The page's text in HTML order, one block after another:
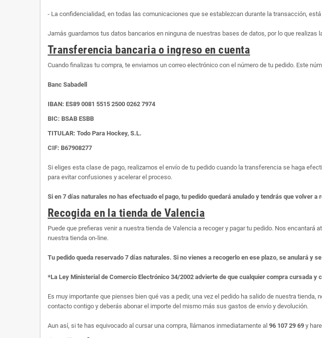
- La confidencialidad, en todas las comunicaciones que se establezcan durante la transacción, está
Jamás guardamos tus datos bancarios en ninguna de nuestras bases de datos, por lo que realizas
Transferencia bancaria o ingreso en cuenta
Cuando finalizas tu compra, te enviamos un correo electrónico con el número de tu pedido. Este
Banc Sabadell
IBAN: ES89 0081 5515 2500 0262 7974
BIC: BSAB ESBB
TITULAR: Todo Para Hockey, S.L.
CIF: B67908277
Si eliges esta clase de pago, realizamos el envío de tu pedido cuando la transferencia se haga
para evitar confusiones y acelerar el proceso.
Si en 7 días naturales no has efectuado el pago, tu pedido quedará anulado y tendrás que volver
Recogida en la tienda de Valencia
Puede que prefieras venir a nuestra tienda de Valencia a recoger y pagar tu pedido. Nos
nuestra tienda on-line.
Tu pedido queda reservado 7 días naturales. Si no vienes a recogerlo en ese plazo, se anulará y
*La Ley Ministerial de Comercio Electrónico 34/2002 advierte de que cualquier compra cursada
Es muy importante que pienses bien qué vas a pedir, una vez el pedido ha salido de nuestra
contacto contigo y deberás abonar el importe del mismo más sus gastos de envío y devolución.
Aun así, si te has equivocado al cursar una compra, llámanos inmediatamente al 96 107 29 69 y